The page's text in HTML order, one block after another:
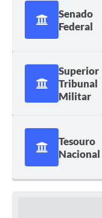
Senado
Federal
Superior
Tribunal
Militar
Tesouro
Nacional